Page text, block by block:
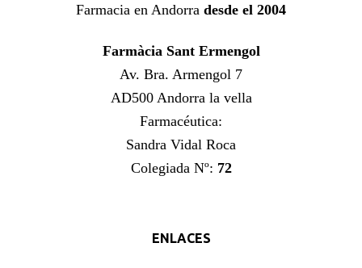
Farmacia en Andorra desde el 2004
Farmàcia Sant Ermengol
Av. Bra. Armengol 7
AD500 Andorra la vella
Farmacéutica:
Sandra Vidal Roca
Colegiada Nº: 72
ENLACES